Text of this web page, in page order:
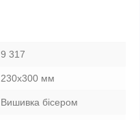
9 317
230х300 мм
Вишивка бісером